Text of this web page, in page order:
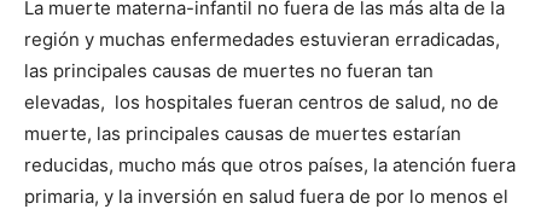
La muerte materna-infantil no fuera de las más alta de la
región y muchas enfermedades estuvieran erradicadas,
las principales causas de muertes no fueran tan
elevadas, los hospitales fueran centros de salud, no de
muerte, las principales causas de muertes estarían
reducidas, mucho más que otros países, la atención fuera
primaria, y la inversión en salud fuera de por lo menos el